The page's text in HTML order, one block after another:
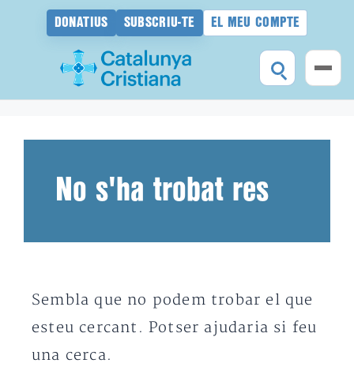
DONATIUS SUBSCRIU-TE EL MEU COMPTE
No s'ha trobat res
Sembla que no podem trobar el que
esteu cercant. Potser ajudaria si feu
una cerca.